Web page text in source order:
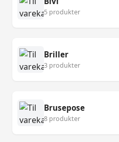
5 produkter
Briller
3 produkter
Brusepose
8 produkter